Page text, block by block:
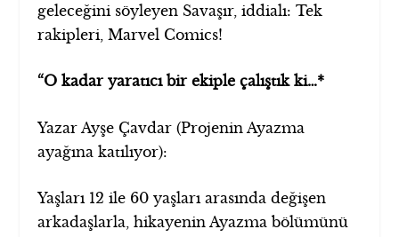
geleceğini söyleyen Savaşır, iddialı: Tek
rakipleri, Marvel Comics!
“O kadar yaratıcı bir ekiple çalıştık ki…*
Yazar Ayşe Çavdar (Projenin Ayazma
ayağına katılıyor):
Yaşları 12 ile 60 yaşları arasında değişen
arkadaşlarla, hikayenin Ayazma bölümünü